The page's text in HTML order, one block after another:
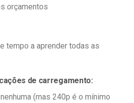
orçamentos
tempo a aprender todas as
de carregamento:
(mas 240p é o mínimo